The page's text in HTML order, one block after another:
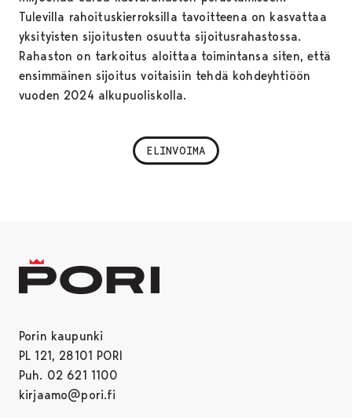
Tulevilla rahoituskierroksilla tavoitteena on kasvattaa
yksityisten sijoitusten osuutta sijoitusrahastossa.
Rahaston on tarkoitus aloittaa toimintansa siten, että
ensimmäinen sijoitus voitaisiin tehdä kohdeyhtiöön
vuoden 2024 alkupuoliskolla.
ELINVOIMA
Porin kaupunki
PL 121, 28101 PORI
Puh. 02 621 1100
kirjaamo@pori.fi